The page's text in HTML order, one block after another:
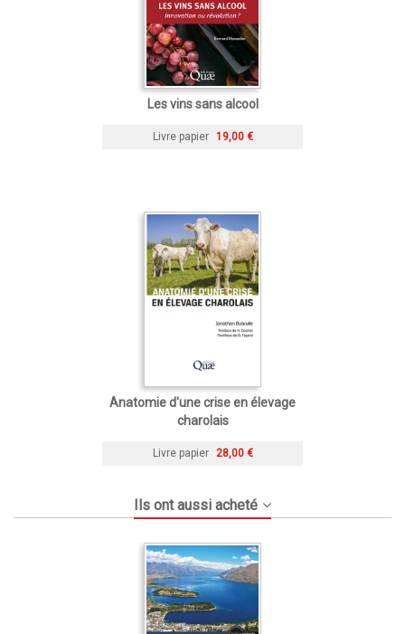
Les vins sans alcool
Livre papier 19,00 €
Anatomie d'une crise en élevage
charolais
Livre papier 28,00 €
Ils ont aussi acheté